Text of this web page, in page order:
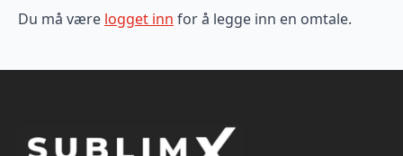
Du må være logget inn for å legge inn en omtale.